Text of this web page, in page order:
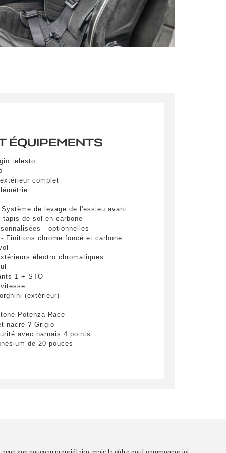
eget
ÉQUIPEMENTS
telesto
complet
de levage de l'essieu avant
tapis de sol en carbone
- optionnelles
Finitions chrome foncé et carbone
électro chromatiques
1 + STO
(extérieur)
Potenza Race
nacré ? Grigio
avec harnais 4 points
de 20 pouces